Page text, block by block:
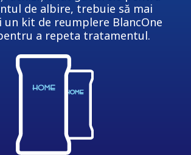
de albire, trebuie să mai
un kit de reumplere BlancOne
a repeta tratamentul.